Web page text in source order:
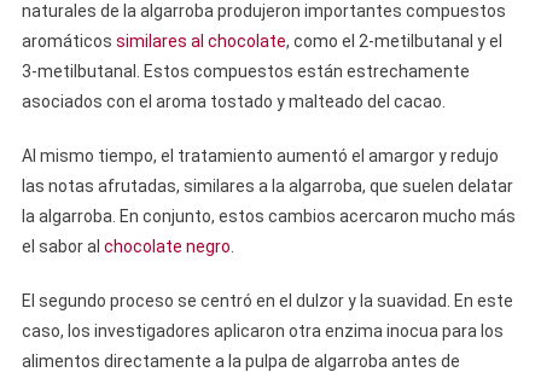
naturales de la algarroba produjeron importantes compuestos
aromáticos similares al chocolate, como el 2-metilbutanal y el
3-metilbutanal. Estos compuestos están estrechamente
asociados con el aroma tostado y malteado del cacao.
Al mismo tiempo, el tratamiento aumentó el amargor y redujo
las notas afrutadas, similares a la algarroba, que suelen delatar
la algarroba. En conjunto, estos cambios acercaron mucho más
el sabor al chocolate negro
El segundo proceso se centró en el dulzor y la suavidad. En este
caso, los investigadores aplicaron otra enzima inocua para los
alimentos directamente a la pulpa de algarroba antes de